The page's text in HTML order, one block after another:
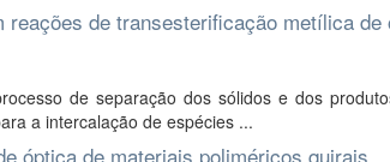
de transesterificação metílica de
de separação dos sólidos e dos
a intercalação de espécies ...
óptica de materiais poliméricos quirais